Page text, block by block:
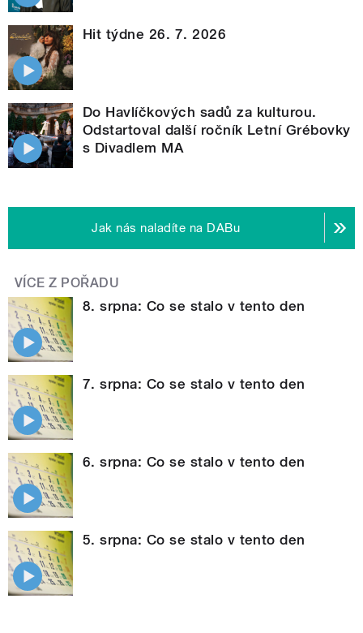
Hit týdne 26. 7. 2026
Do Havlíčkových sadů za kulturou.
Odstartoval další ročník Letní Grébovky
s Divadlem MA
Jak nás naladíte na DABu
VÍCE Z POŘADU
8. srpna: Co se stalo v tento den
7. srpna: Co se stalo v tento den
6. srpna: Co se stalo v tento den
5. srpna: Co se stalo v tento den